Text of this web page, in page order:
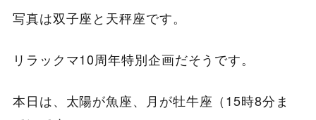
写真は双子座と天秤座です。
リラックマ10周年特別企画だそうです。
本日は、太陽が魚座、月が牡牛座（15時8分ま